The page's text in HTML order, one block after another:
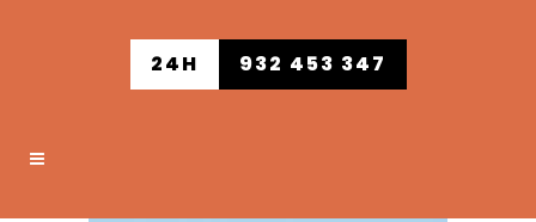
24H 932 453 347